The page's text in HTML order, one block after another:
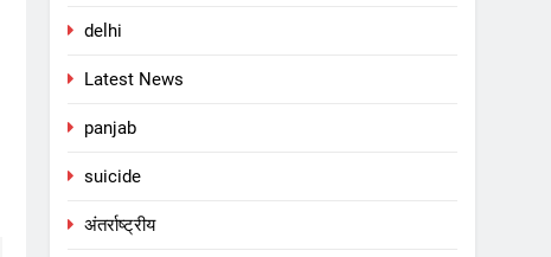
delhi
Latest News
panjab
suicide
अंतर्राष्ट्रीय